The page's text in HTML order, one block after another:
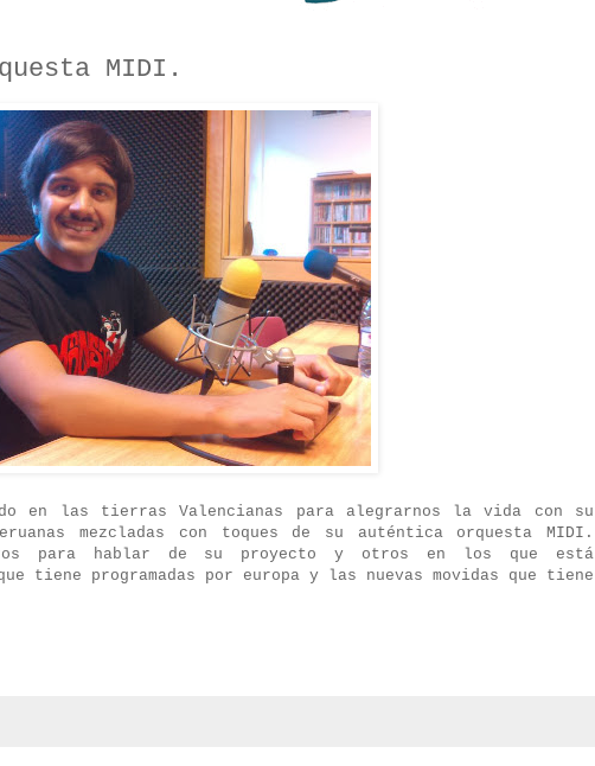
MIDI.
en las tierras Valencianas para alegrarnos la vida con su
mezcladas con toques de su auténtica orquesta MIDI.
para hablar de su proyecto y otros en los que está
tiene programadas por europa y las nuevas movidas que tiene